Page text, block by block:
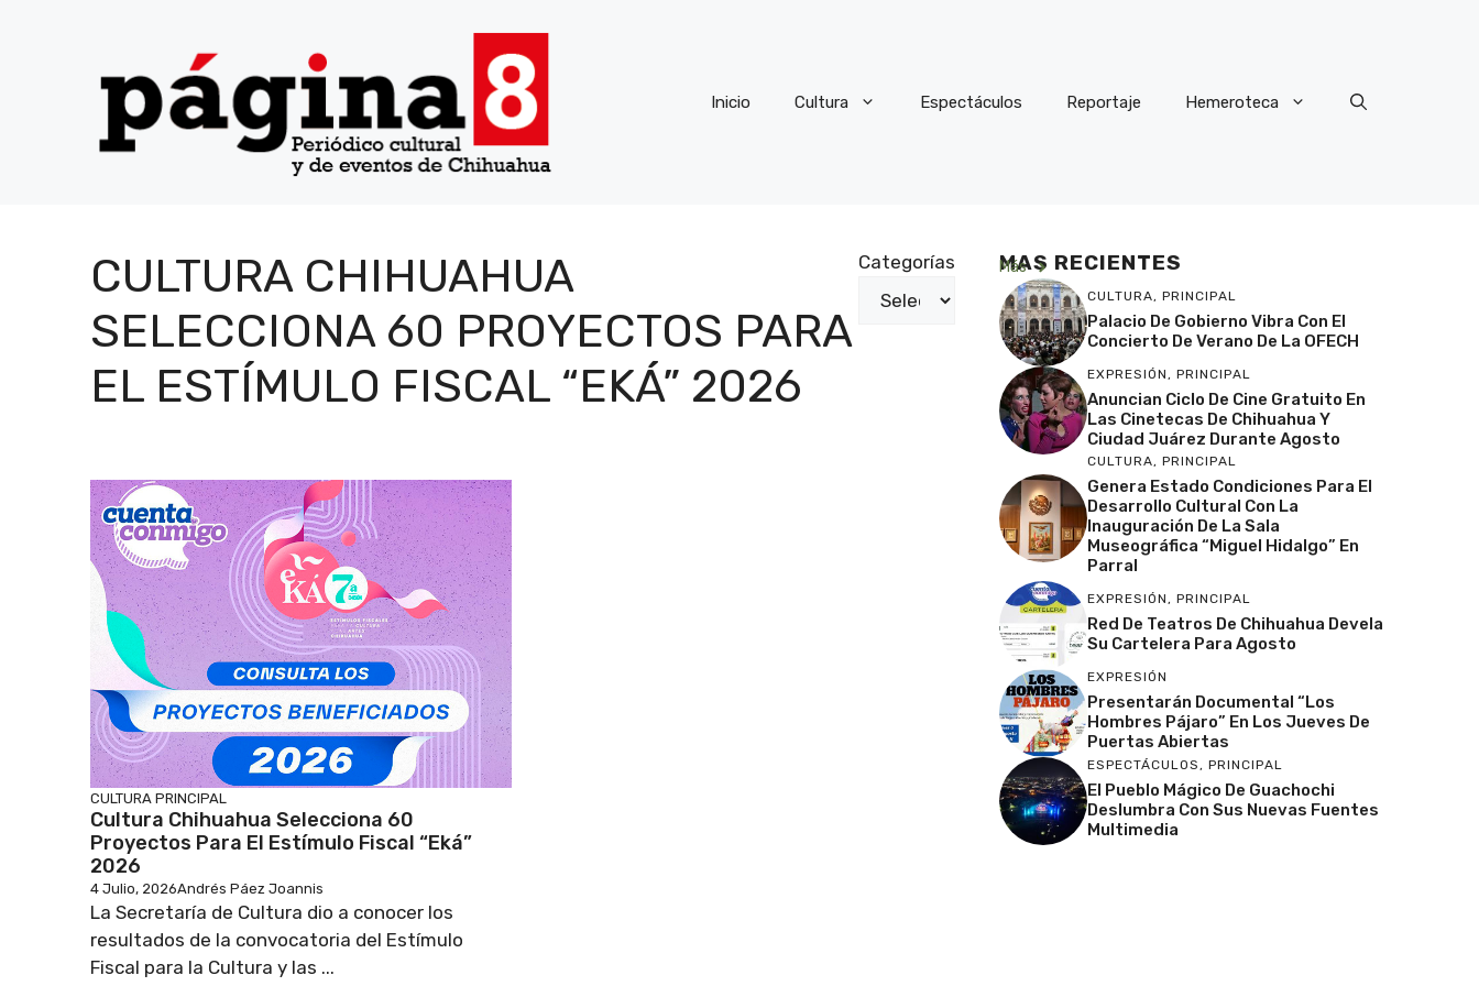
Inicio Cultura Espectáculos Reportaje Hemeroteca
CULTURA CHIHUAHUA
SELECCIONA 60 PROYECTOS PARA
EL ESTÍMULO FISCAL “EKÁ” 2026
Categorías
CULTURA PRINCIPAL
Cultura Chihuahua Selecciona 60
Proyectos Para El Estímulo Fiscal “Eká”
2026
4 Julio, 2026Andrés Páez Joannis
La Secretaría de Cultura dio a conocer los
resultados de la convocatoria del Estímulo
Fiscal para la Cultura y las ...
MAS RECIENTES
Más
CULTURA, PRINCIPAL
Palacio De Gobierno Vibra Con El
Concierto De Verano De La OFECH
EXPRESIÓN, PRINCIPAL
Anuncian Ciclo De Cine Gratuito En
Las Cinetecas De Chihuahua Y
Ciudad Juárez Durante Agosto
CULTURA, PRINCIPAL
Genera Estado Condiciones Para El
Desarrollo Cultural Con La
Inauguración De La Sala
Museográfica “Miguel Hidalgo” En
Parral
EXPRESIÓN, PRINCIPAL
Red De Teatros De Chihuahua Devela
Su Cartelera Para Agosto
EXPRESIÓN
Presentarán Documental “Los
Hombres Pájaro” En Los Jueves De
Puertas Abiertas
ESPECTÁCULOS, PRINCIPAL
El Pueblo Mágico De Guachochi
Deslumbra Con Sus Nuevas Fuentes
Multimedia